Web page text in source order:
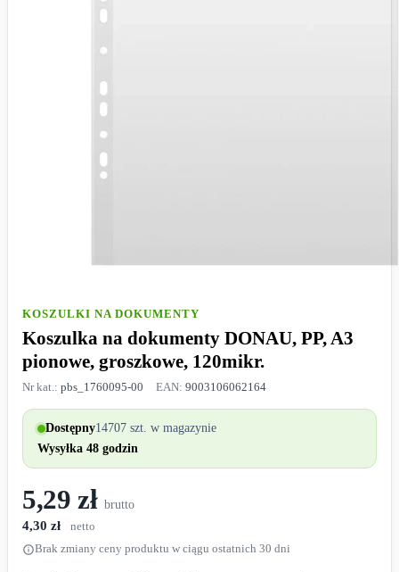
KOSZULKI NA DOKUMENTY
Koszulka na dokumenty DONAU, PP, A3
pionowe, groszkowe, 120mikr.
Nr kat.: pbs_1760095-00 EAN: 9003106062164
Dostępny14707 szt. w magazynie
Wysyłka 48 godzin
5,29 zł brutto
4,30 zł netto
Brak zmiany ceny produktu w ciągu ostatnich 30 dni